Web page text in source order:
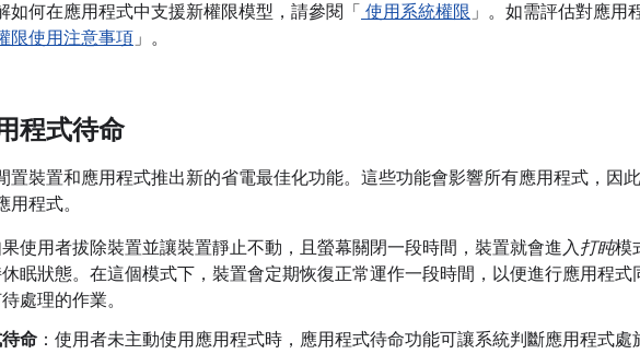
如何在應用程式中支援新權限模型，請參閱「 使用系統權限」。如需評估對應用
限使用注意事項」。
程式待命
置裝置和應用程式推出新的省電最佳化功能。這些功能會影響所有應用程式，因
程式。
使用者拔除裝置並讓裝置靜止不動，且螢幕關閉一段時間，裝置就會進入打盹模
眠狀態。在這個模式下，裝置會定期恢復正常運作一段時間，以便進行應用程式
處理的作業。
命 ：使用者未主動使用應用程式時，應用程式待命功能可讓系統判斷應用程式處